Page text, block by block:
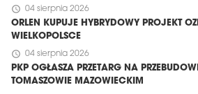
schedule 04 sierpnia 2026
ORLEN KUPUJE HYBRYDOWY PROJEKT
WIELKOPOLSCE
schedule 04 sierpnia 2026
PKP OGŁASZA PRZETARG NA
TOMASZOWIE MAZOWIECKIM